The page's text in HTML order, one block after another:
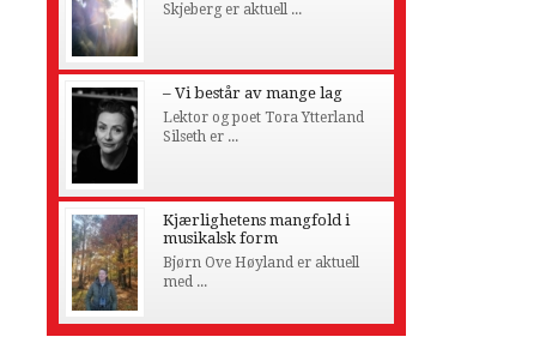
Skjeberg er aktuell ...
– Vi består av mange lag
Lektor og poet Tora Ytterland
Silseth er ...
Kjærlighetens mangfold i
musikalsk form
Bjørn Ove Høyland er aktuell
med ...